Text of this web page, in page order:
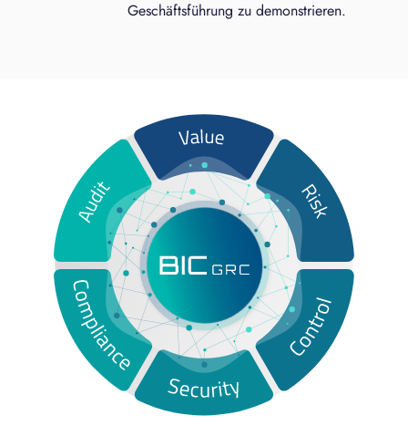
Geschäftsführung zu demonstrieren.